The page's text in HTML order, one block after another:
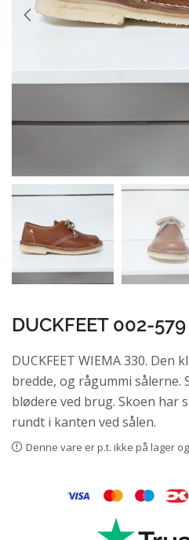
DUCKFEET 002-579
DUCKFEET WIEMA 330. Den
bredde, og rågummi sålerne.
blødere ved brug. Skoen har
rundt i kanten ved sålen.
Denne vare er p.t. ikke på lager